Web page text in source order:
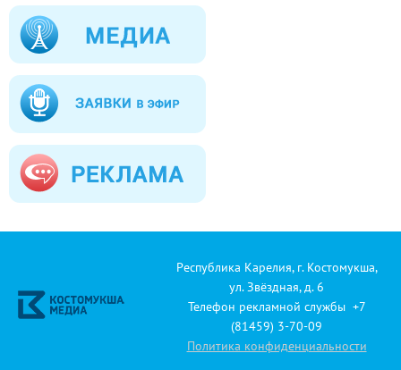
Республика Карелия, г. Костомукша,
ул. Звёздная, д. 6
Телефон рекламной службы +7
(81459) 3-70-09
Политика конфиденциальности